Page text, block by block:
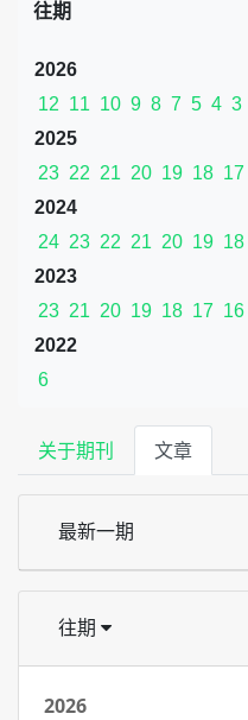
往期
2026
12 11 10 9 8 7 5 4 3
2025
23 22 21 20 19 18 17
2024
24 23 22 21 20 19 18
2023
23 21 20 19 18 17 16
2022
6
关于期刊 文章
最新一期
往期
2026